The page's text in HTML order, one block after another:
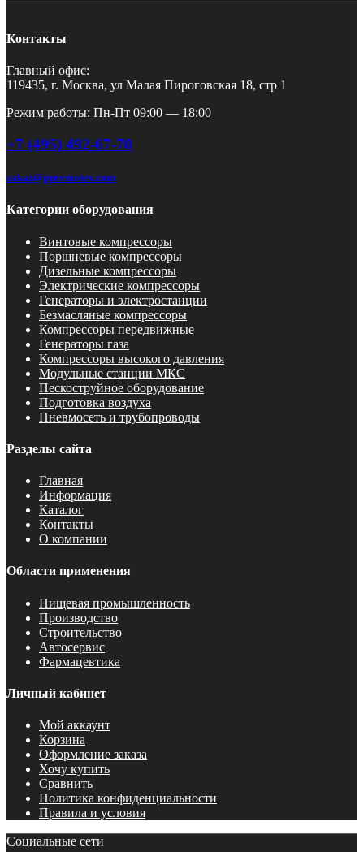
Контакты
Главный офис:
119435, г. Москва, ул Малая Пироговская 18, стр 1
Режим работы: Пн-Пт 09:00 — 18:00
+7 (495) 492-67-70
zakaz@pnevmotex.com
Категории оборудования
Винтовые компрессоры
Поршневые компрессоры
Дизельные компрессоры
Электрические компрессоры
Генераторы и электростанции
Безмасляные компрессоры
Компрессоры передвижные
Генераторы газа
Компрессоры высокого давления
Модульные станции МКС
Пескоструйное оборудование
Подготовка воздуха
Пневмосеть и трубопроводы
Разделы сайта
Главная
Информация
Каталог
Контакты
О компании
Области применения
Пищевая промышленность
Производство
Строительство
Автосервис
Фармацевтика
Личный кабинет
Мой аккаунт
Корзина
Оформление заказа
Хочу купить
Сравнить
Политика конфиденциальности
Правила и условия
Социальные сети